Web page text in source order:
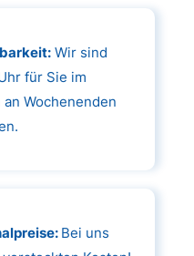
Wir sind
für Sie im
an Wochenenden
Bei uns